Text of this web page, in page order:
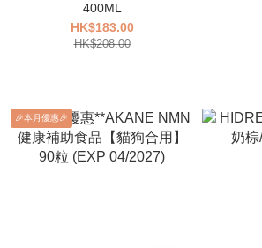
400ML
HK$183.00
HK$208.00
🎉本月優惠🎉